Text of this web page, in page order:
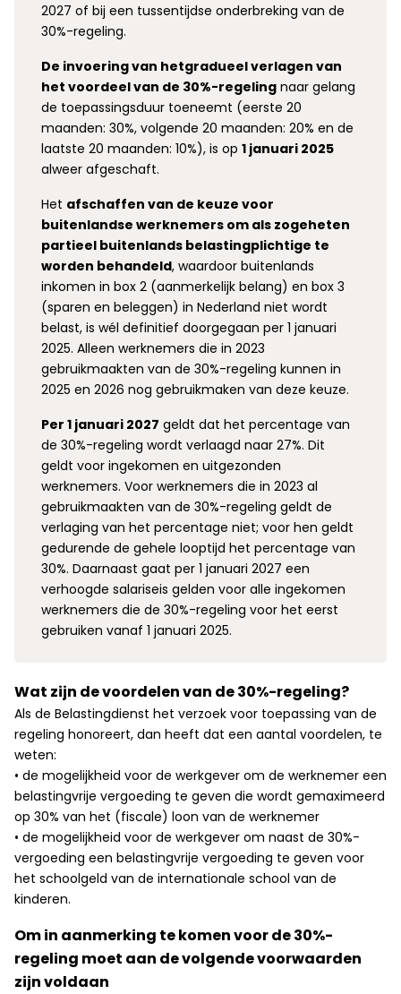
2027 of bij een tussentijdse onderbreking van de
30%-regeling.
De invoering van hetgradueel verlagen van
het voordeel van de 30%-regeling naar gelang
de toepassingsduur toeneemt (eerste 20
maanden: 30%, volgende 20 maanden: 20% en de
laatste 20 maanden: 10%), is op 1 januari 2025
alweer afgeschaft.
Het afschaffen van de keuze voor
buitenlandse werknemers om als zogeheten
partieel buitenlands belastingplichtige te
worden behandeld, waardoor buitenlands
inkomen in box 2 (aanmerkelijk belang) en box 3
(sparen en beleggen) in Nederland niet wordt
belast, is wél definitief doorgegaan per 1 januari
2025. Alleen werknemers die in 2023
gebruikmaakten van de 30%-regeling kunnen in
2025 en 2026 nog gebruikmaken van deze keuze.
Per 1 januari 2027 geldt dat het percentage van
de 30%-regeling wordt verlaagd naar 27%. Dit
geldt voor ingekomen en uitgezonden
werknemers. Voor werknemers die in 2023 al
gebruikmaakten van de 30%-regeling geldt de
verlaging van het percentage niet; voor hen geldt
gedurende de gehele looptijd het percentage van
30%. Daarnaast gaat per 1 januari 2027 een
verhoogde salariseis gelden voor alle ingekomen
werknemers die de 30%-regeling voor het eerst
gebruiken vanaf 1 januari 2025.
Wat zijn de voordelen van de 30%-regeling?
Als de Belastingdienst het verzoek voor toepassing van de
regeling honoreert, dan heeft dat een aantal voordelen, te
weten:
• de mogelijkheid voor de werkgever om de werknemer een
belastingvrije vergoeding te geven die wordt gemaximeerd
op 30% van het (fiscale) loon van de werknemer
• de mogelijkheid voor de werkgever om naast de 30%-
vergoeding een belastingvrije vergoeding te geven voor
het schoolgeld van de internationale school van de
kinderen.
Om in aanmerking te komen voor de 30%-
regeling moet aan de volgende voorwaarden
zijn voldaan